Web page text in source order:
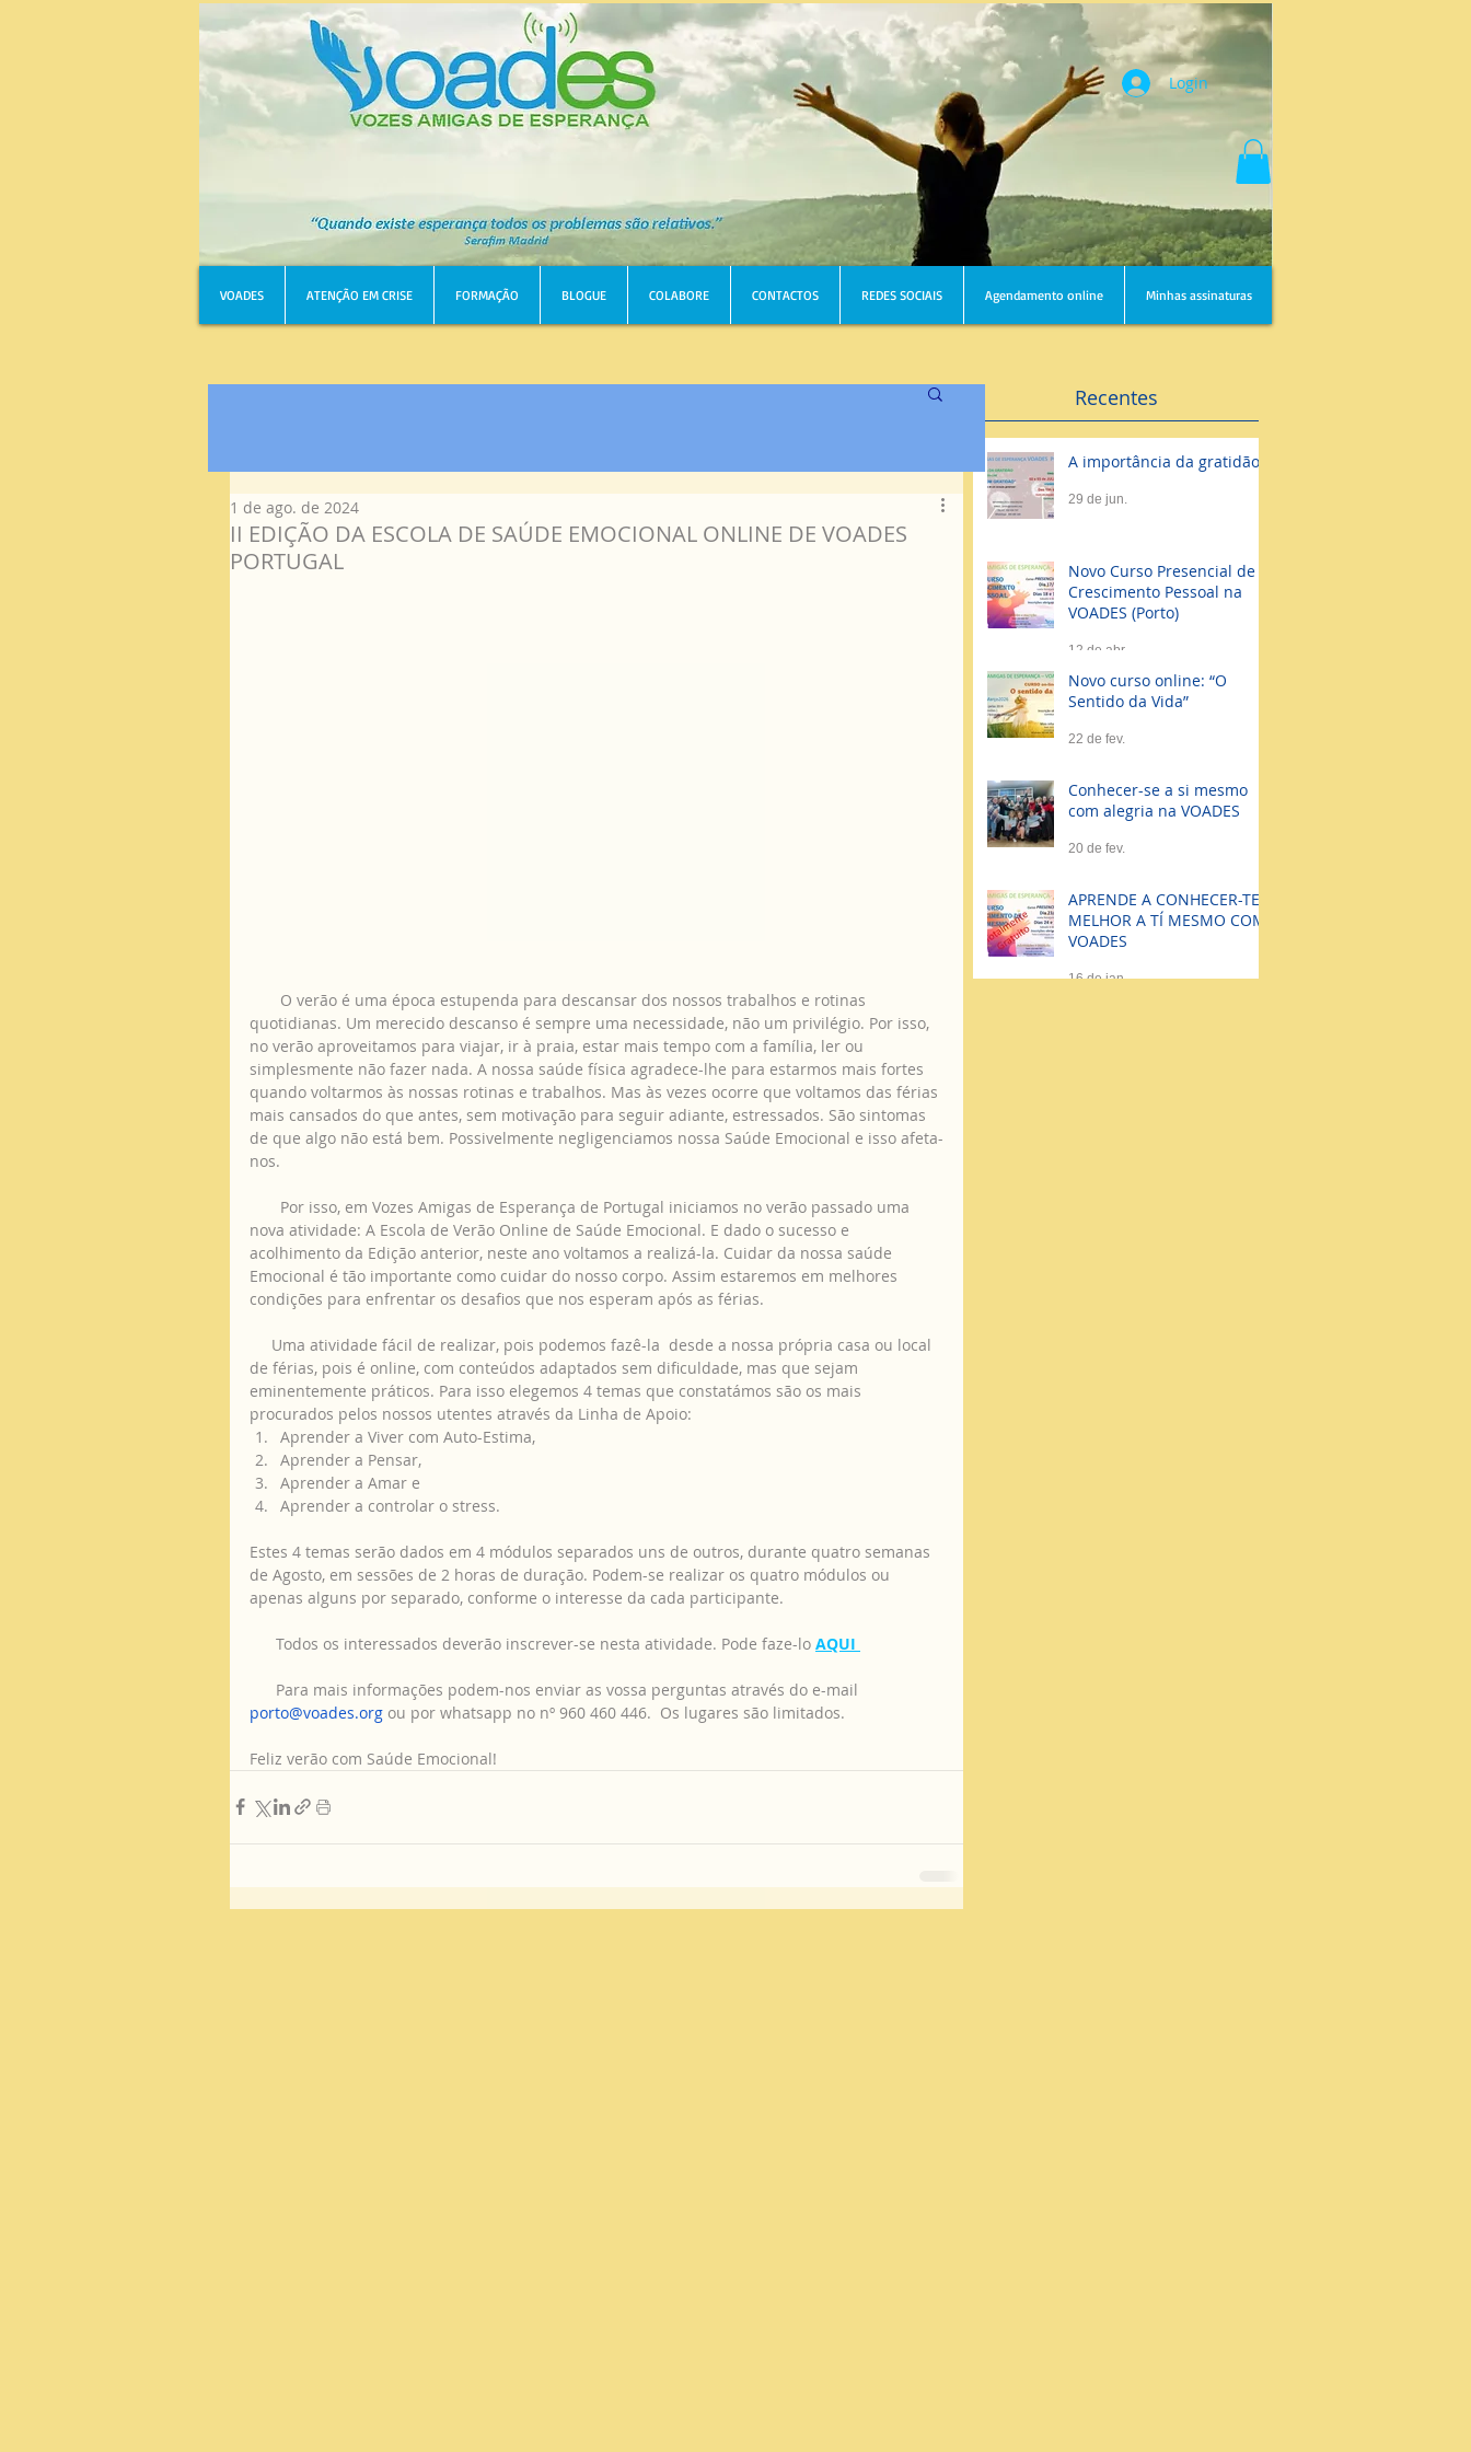
Login
VOADES ATENÇÃO EM CRISE FORMAÇÃO BLOGUE COLABORE CONTACTOS REDES SOCIAIS Agendamento online Minhas assinaturas
Recentes
A importância da gratidão
29 de jun.
Novo Curso Presencial de
Crescimento Pessoal na
VOADES (Porto)
12 de abr.
Novo curso online: “O
Sentido da Vida”
22 de fev.
Conhecer-se a si mesmo
com alegria na VOADES
20 de fev.
APRENDE A CONHECER-TE
MELHOR A TÍ MESMO COM
VOADES
16 de jan.
II EDIÇÃO DA ESCOLA DE SAÚDE EMOCIONAL ONLINE DE VOADES
PORTUGAL
1 de ago. de 2024
O verão é uma época estupenda para descansar dos nossos trabalhos e rotinas
quotidianas. Um merecido descanso é sempre uma necessidade, não um privilégio. Por isso,
no verão aproveitamos para viajar, ir à praia, estar mais tempo com a família, ler ou
simplesmente não fazer nada. A nossa saúde física agradece-lhe para estarmos mais fortes
quando voltarmos às nossas rotinas e trabalhos. Mas às vezes ocorre que voltamos das férias
mais cansados do que antes, sem motivação para seguir adiante, estressados. São sintomas
de que algo não está bem. Possivelmente negligenciamos nossa Saúde Emocional e isso afeta-
nos.
Por isso, em Vozes Amigas de Esperança de Portugal iniciamos no verão passado uma
nova atividade: A Escola de Verão Online de Saúde Emocional. E dado o sucesso e
acolhimento da Edição anterior, neste ano voltamos a realizá-la. Cuidar da nossa saúde
Emocional é tão importante como cuidar do nosso corpo. Assim estaremos em melhores
condições para enfrentar os desafios que nos esperam após as férias.
Uma atividade fácil de realizar, pois podemos fazê-la  desde a nossa própria casa ou local
de férias, pois é online, com conteúdos adaptados sem dificuldade, mas que sejam
eminentemente práticos. Para isso elegemos 4 temas que constatámos são os mais
procurados pelos nossos utentes através da Linha de Apoio:
Aprender a Viver com Auto-Estima,
Aprender a Pensar,
Aprender a Amar e
Aprender a controlar o stress.
Estes 4 temas serão dados em 4 módulos separados uns de outros, durante quatro semanas
de Agosto, em sessões de 2 horas de duração. Podem-se realizar os quatro módulos ou
apenas alguns por separado, conforme o interesse da cada participante.
Todos os interessados deverão inscrever-se nesta atividade. Pode faze-lo AQUI
Para mais informações podem-nos enviar as vossa perguntas através do e-mail
porto@voades.org ou por whatsapp no nº 960 460 446.  Os lugares são limitados.
Feliz verão com Saúde Emocional!